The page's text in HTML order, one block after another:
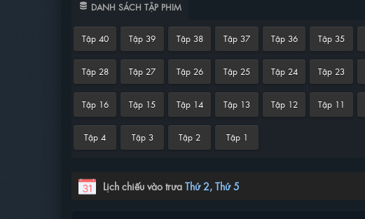
DANH SÁCH TẬP PHIM
Tập 40 Tập 39 Tập 38 Tập 37 Tập 36 Tập 35
Tập 28 Tập 27 Tập 26 Tập 25 Tập 24 Tập 23
Tập 16 Tập 15 Tập 14 Tập 13 Tập 12 Tập 11
Tập 4 Tập 3 Tập 2 Tập 1
Lịch chiếu vào trưa Thứ 2, Thứ 5